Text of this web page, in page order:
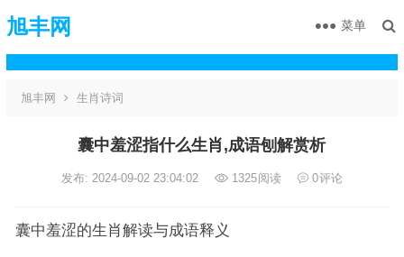
旭丰网 菜单
旭丰网 生肖诗词
囊中羞涩指什么生肖,成语刨解赏析
发布: 2024-09-02 23:04:02 1325阅读 0评论
囊中羞涩的生肖解读与成语释义